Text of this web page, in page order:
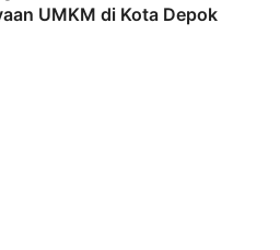
UMKM di Kota Depok